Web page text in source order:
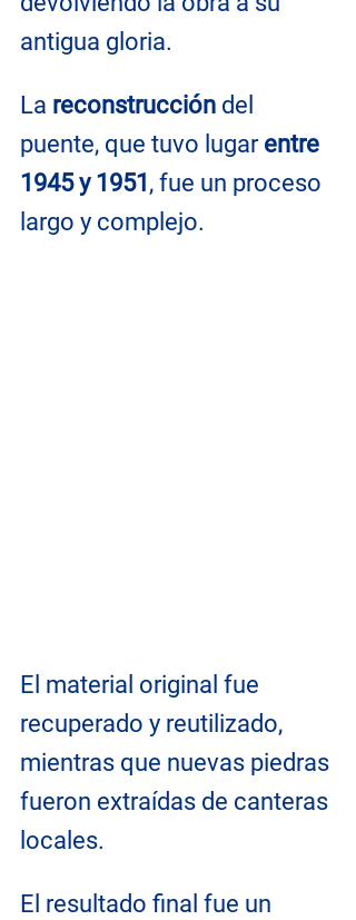
antigua gloria.
La reconstrucción del
puente, que tuvo lugar entre
1945 y 1951 , fue un proceso
largo y complejo.
El material original fue
recuperado y reutilizado,
mientras que nuevas piedras
fueron extraídas de canteras
locales.
El resultado final fue un